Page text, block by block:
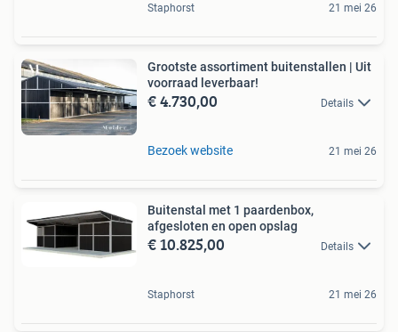
Staphorst 21 mei 26
Grootste assortiment buitenstallen | Uit
voorraad leverbaar!
€ 4.730,00 Details
Bezoek website 21 mei 26
Buitenstal met 1 paardenbox,
afgesloten en open opslag
€ 10.825,00 Details
Staphorst 21 mei 26